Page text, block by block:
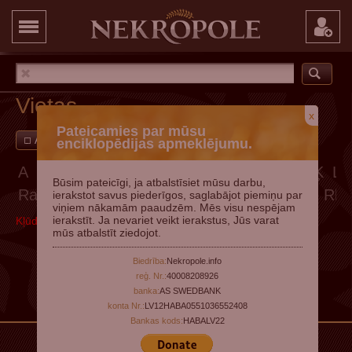
Vietas
Ar attēliem Pievienot vietu
A Ķ L
Ra
Rā Rb Rc Rč Rd Re Rē Rf Rg Rģ Rh
Kļūda, mēģiniet vēlāk
Pateicamies par mūsu
enciklopēdijas apmeklējumu.
Būsim pateicīgi, ja atbalstīsiet mūsu darbu,
ierakstot savus piederīgos, saglabājot piemiņu par
viņiem nākamām paaudzēm. Mēs visu nespējam
ierakstīt. Ja nevariet veikt ierakstus, Jūs varat
mūs atbalstīt ziedojot.
Biedrība: Nekropole.info
reģ. Nr.:40008208926
banka:AS SWEDBANK
konta Nr.: LV12HABA0551036552408
Bankas kods: HABALV22
x